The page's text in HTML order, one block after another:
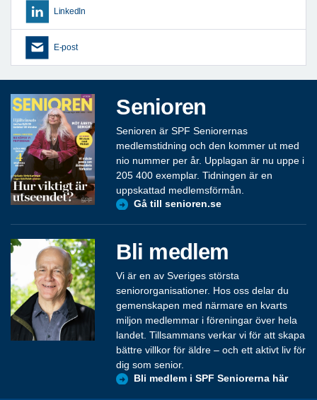
LinkedIn
E-post
Senioren
Senioren är SPF Seniorernas
medlemstidning och den kommer ut med
nio nummer per år. Upplagan är nu uppe i
205 400 exemplar. Tidningen är en
uppskattad medlemsförmån.
Gå till senioren.se
Bli medlem
Vi är en av Sveriges största
seniororganisationer. Hos oss delar du
gemenskapen med närmare en kvarts
miljon medlemmar i föreningar över hela
landet. Tillsammans verkar vi för att skapa
bättre villkor för äldre – och ett aktivt liv för
dig som senior.
Bli medlem i SPF Seniorerna här